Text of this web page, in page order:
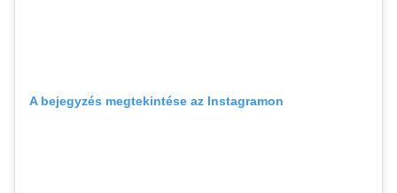
A bejegyzés megtekintése az Instagramon